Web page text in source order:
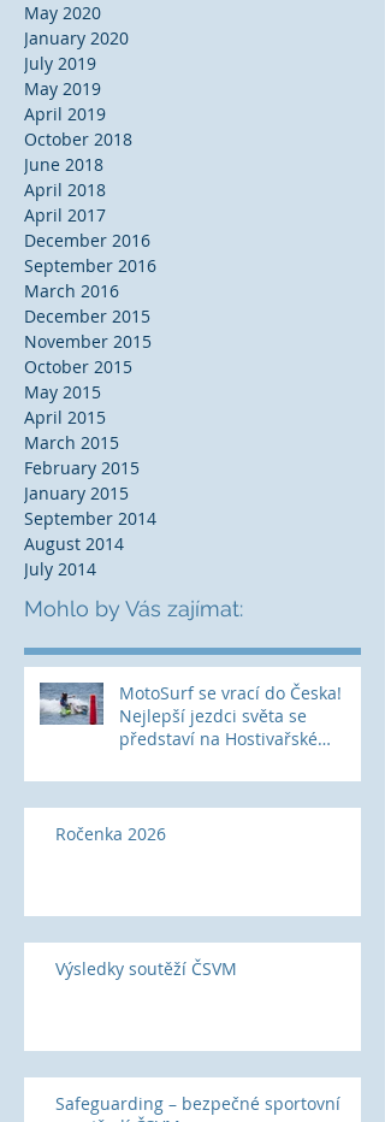
May 2020
January 2020
July 2019
May 2019
April 2019
October 2018
June 2018
April 2018
April 2017
December 2016
September 2016
March 2016
December 2015
November 2015
October 2015
May 2015
April 2015
March 2015
February 2015
January 2015
September 2014
August 2014
July 2014
Mohlo by Vás zajímat:
MotoSurf se vrací do Česka!
Nejlepší jezdci světa se
představí na Hostivařské
Ročenka 2026
Výsledky soutěží ČSVM
Safeguarding – bezpečné sportovní